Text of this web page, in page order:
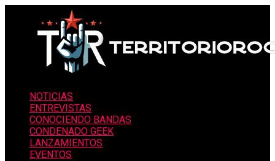
NOTICIAS
ENTREVISTAS
CONOCIENDO BANDAS
CONDENADO GEEK
LANZAMIENTOS
EVENTOS